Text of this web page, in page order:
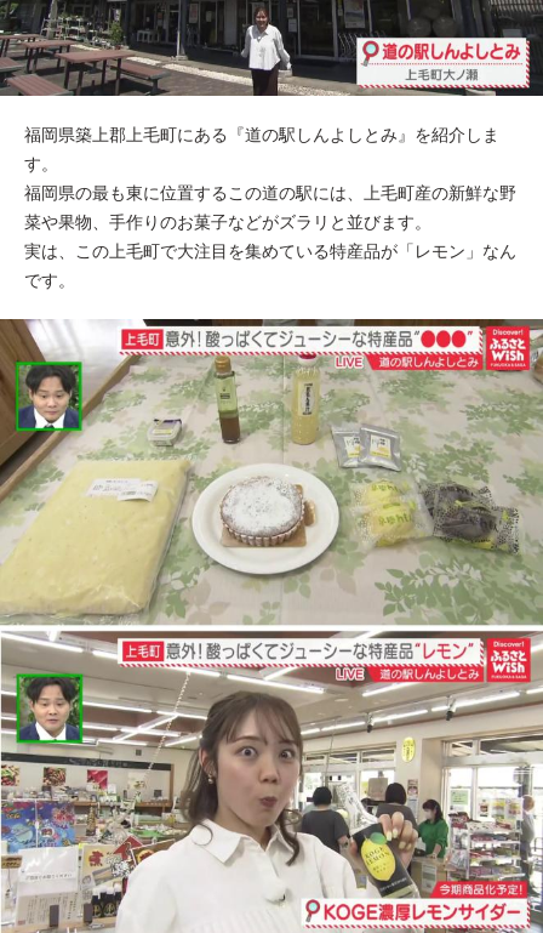
福岡県築上郡上毛町にある『道の駅しんよしとみ』を紹介しま
す。
福岡県の最も東に位置するこの道の駅には、上毛町産の新鮮な野
菜や果物、手作りのお菓子などがズラリと並びます。
実は、この上毛町で大注目を集めている特産品が「レモン」なん
です。